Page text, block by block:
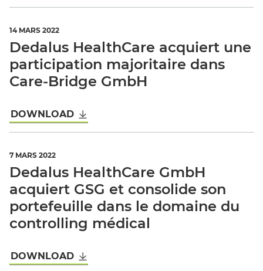
14 MARS 2022
Dedalus HealthCare acquiert une
participation majoritaire dans
Care-Bridge GmbH
DOWNLOAD
7 MARS 2022
Dedalus HealthCare GmbH
acquiert GSG et consolide son
portefeuille dans le domaine du
controlling médical
DOWNLOAD